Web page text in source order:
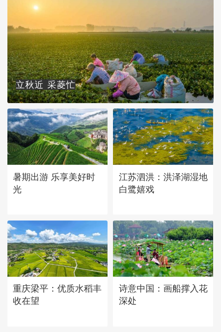
立秋近 采菱忙
暑期出游 乐享美好时
光
江苏泗洪：洪泽湖湿地
白鹭嬉戏
重庆梁平：优质水稻丰
收在望
诗意中国：画船撑入花
深处